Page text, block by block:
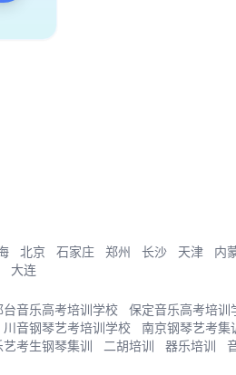
北京 石家庄 郑州 长沙 天津 内
大连
台音乐高考培训学校
保定音乐高考培训
川音钢琴艺考培训学校
南京钢琴艺考集
艺考生钢琴集训 二胡培训 器乐培训